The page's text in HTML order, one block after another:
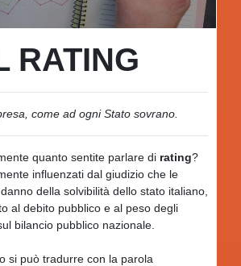
RATING
come ad ogni Stato sovrano.
quanto sentite parlare di rating?
influenzati dal giudizio che le
della solvibilità dello stato italiano,
al debito pubblico e al peso degli
bilancio pubblico nazionale.
si può tradurre con la parola